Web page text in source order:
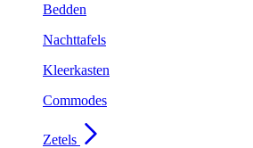
Bedden
Nachttafels
Kleerkasten
Commodes
Zetels